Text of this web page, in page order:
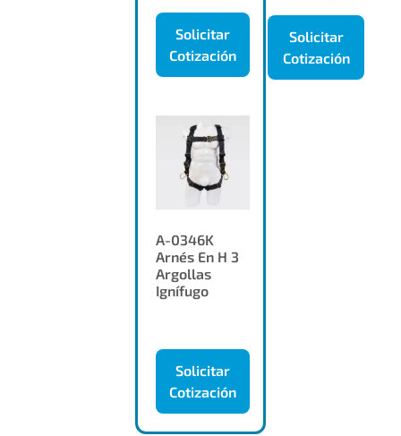
Solicitar
Cotización
Solicitar
Cotización
A-0346K
Arnés En H 3
Argollas
Ignífugo
Solicitar
Cotización